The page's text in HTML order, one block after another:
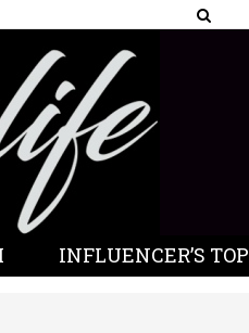
INFLUENCER’S TOP